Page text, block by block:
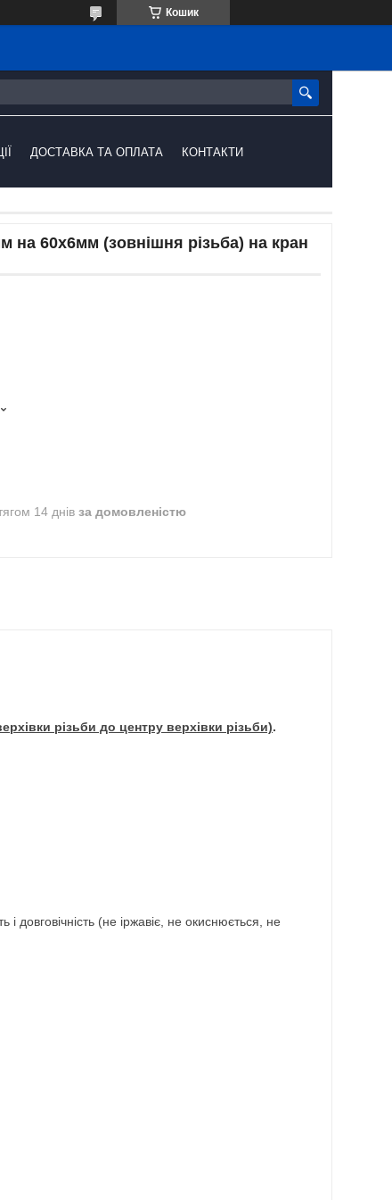
Кошик
ДОСТАВКА ТА ОПЛАТА КОНТАКТИ
на 60х6мм (зовнішня різьба) на кран
14 днів за домовленістю
різьби до центру верхівки різьби).
довговічність (не іржавіє, не окиснюється, не